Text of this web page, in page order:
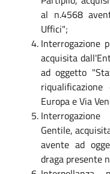
al n.4568
Uffici";
Interrogazione
acquisita
ad oggetto
Europa e Via
Gentile,
avente ad
draga presente